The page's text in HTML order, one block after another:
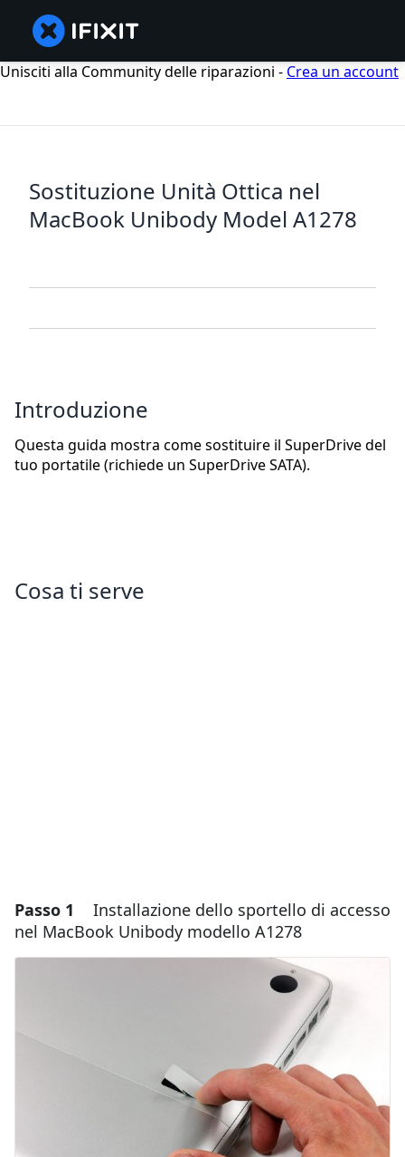
Unisciti alla Community delle riparazioni - Crea un account
Sostituzione Unità Ottica nel
MacBook Unibody Model A1278
Introduzione
Questa guida mostra come sostituire il SuperDrive del
tuo portatile (richiede un SuperDrive SATA).
Cosa ti serve
Passo 1
Installazione dello sportello di accesso
nel MacBook Unibody modello A1278